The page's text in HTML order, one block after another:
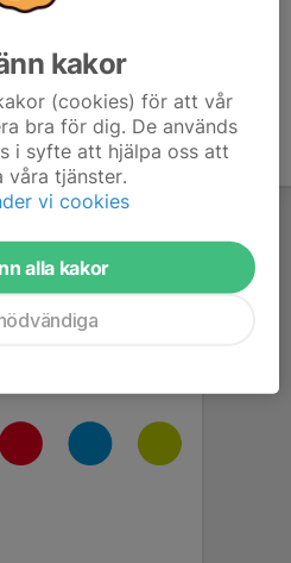
kakor
(cookies) för att vår
bra för dig. De används
i syfte att hjälpa oss att
våra tjänster.
vi cookies
alla kakor